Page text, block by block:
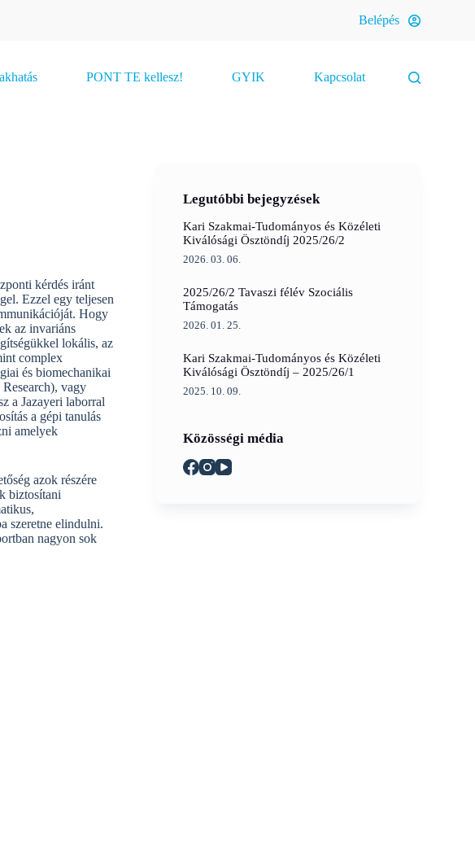
Belépés
PONT TE kellesz! GYIK Kapcsolat
kérdés iránt
Ezzel egy teljesen
Hogy
az invariáns
lokális, az
complex
és biomechanikai
vagy
a Jazayeri laborral
a gépi tanulás
amelyek
azok részére
biztosítani
szeretne elindulni.
nagyon sok
Legutóbbi bejegyzések
Kari Szakmai-Tudományos és Közéleti
Kiválósági Ösztöndíj 2025/26/2
2026. 03. 06.
2025/26/2 Tavaszi félév Szociális
Támogatás
2026. 01. 25.
Kari Szakmai-Tudományos és Közéleti
Kiválósági Ösztöndíj – 2025/26/1
2025. 10. 09.
Közösségi média